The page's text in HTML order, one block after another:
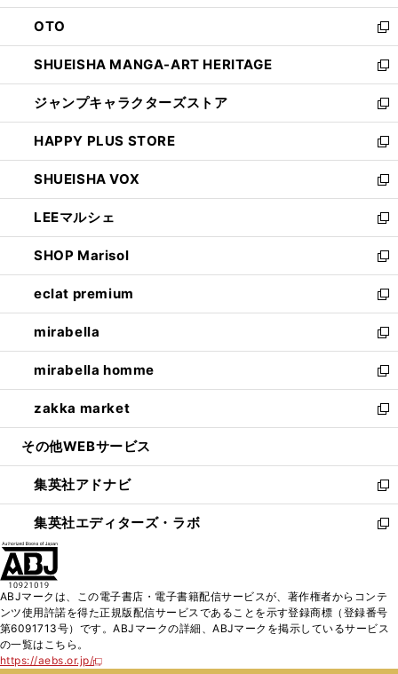
ウ
で
開
く
ン
ド
ウ
で
開
く
OTO
新
し
い
ウ
ィ
ン
ド
ウ
で
開
く
SHUEISHA MANGA-ART HERITAGE
新
し
い
ウ
ィ
ン
ド
ウ
で
開
く
ジャンプキャラクターズストア
新
し
い
ウ
ィ
ン
ド
ウ
で
開
く
HAPPY PLUS STORE
新
し
い
ウ
ィ
ン
ド
ウ
で
開
く
SHUEISHA VOX
新
し
い
ウ
ィ
ン
ド
ウ
で
開
く
LEEマルシェ
新
し
い
ウ
ィ
ン
ド
ウ
で
開
く
SHOP Marisol
新
し
い
ウ
ィ
ン
ド
ウ
で
開
eclat premium
新
し
い
ウ
ィ
ン
ド
ウ
開
く
mirabella
新
し
い
ウ
ィ
ン
ウ
で
開
く
mirabella homme
新
し
い
ウ
ン
ド
ウ
で
zakka market
新
し
ウ
ィ
ン
ド
く
その他WEBサービス
集英社アドナビ
新
し
い
ド
ウ
で
集英社エディターズ・ラボ
新
ィ
ン
ABJマークは、この電子書店・電子書籍配信サービスが、著作権者からコンテ
ンツ使用許諾を得た正規版配信サービスであることを示す登録商標（登録番号
第6091713号）です。ABJマークの詳細、ABJマークを掲示しているサービス
の一覧はこちら。
https://aebs.or.jp/
新